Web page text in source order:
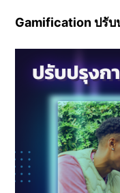
Gamification ปรับ